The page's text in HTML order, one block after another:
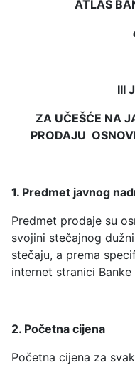
ATLAS
III
ZA UČEŠĆE NA
PRODAJU
1. Predmet javnog
Predmet prodaje su
svojini stečajnog
stečaju, a prema
internet stranici Banke
2. Početna cijena
Početna cijena za